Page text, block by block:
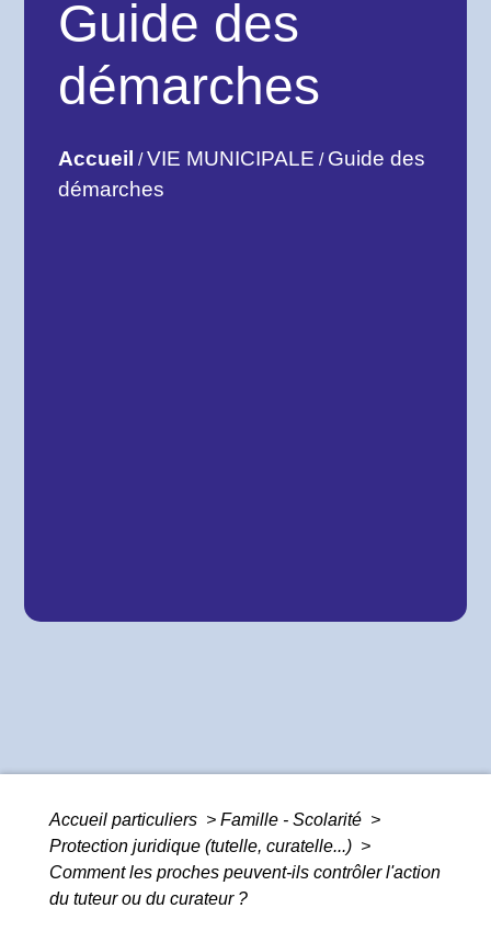
Guide des
démarches
Accueil /VIE MUNICIPALE / Guide des
démarches
Accueil particuliers > Famille - Scolarité >
Protection juridique (tutelle, curatelle...) >
Comment les proches peuvent-ils contrôler l'action
du tuteur ou du curateur ?